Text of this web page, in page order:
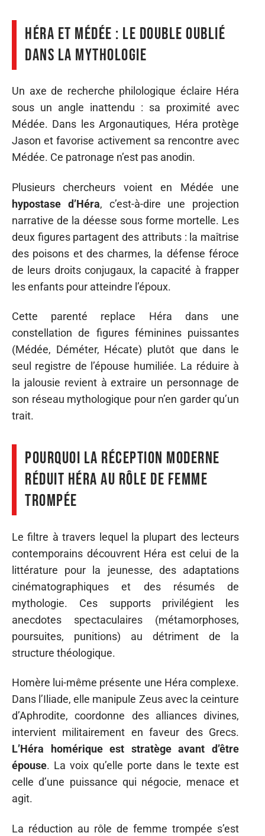
Héra et Médée : le double oublié
dans la mythologie
Un axe de recherche philologique éclaire Héra
sous un angle inattendu : sa proximité avec
Médée. Dans les Argonautiques, Héra protège
Jason et favorise activement sa rencontre avec
Médée. Ce patronage n’est pas anodin.
Plusieurs chercheurs voient en Médée une
hypostase d’Héra, c’est-à-dire une projection
narrative de la déesse sous forme mortelle. Les
deux figures partagent des attributs : la maîtrise
des poisons et des charmes, la défense féroce
de leurs droits conjugaux, la capacité à frapper
les enfants pour atteindre l’époux.
Cette parenté replace Héra dans une
constellation de figures féminines puissantes
(Médée, Déméter, Hécate) plutôt que dans le
seul registre de l’épouse humiliée. La réduire à
la jalousie revient à extraire un personnage de
son réseau mythologique pour n’en garder qu’un
trait.
Pourquoi la réception moderne
réduit Héra au rôle de femme
trompée
Le filtre à travers lequel la plupart des lecteurs
contemporains découvrent Héra est celui de la
littérature pour la jeunesse, des adaptations
cinématographiques et des résumés de
mythologie. Ces supports privilégient les
anecdotes spectaculaires (métamorphoses,
poursuites, punitions) au détriment de la
structure théologique.
Homère lui-même présente une Héra complexe.
Dans l’Iliade, elle manipule Zeus avec la ceinture
d’Aphrodite, coordonne des alliances divines,
intervient militairement en faveur des Grecs.
L’Héra homérique est stratège avant d’être
épouse. La voix qu’elle porte dans le texte est
celle d’une puissance qui négocie, menace et
agit.
La réduction au rôle de femme trompée s’est